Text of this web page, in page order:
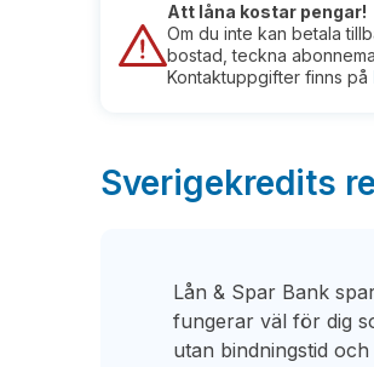
Att låna kostar pengar!
Om du inte kan betala
bostad, teckna
Kontaktuppgifter finns på
Sverigekredits
Lån & Spar Bank
fungerar väl för dig
utan bindningstid